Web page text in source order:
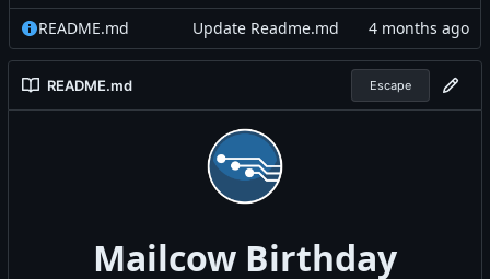
README.md
Update Readme.md
README.md Escape
Mailcow Birthday